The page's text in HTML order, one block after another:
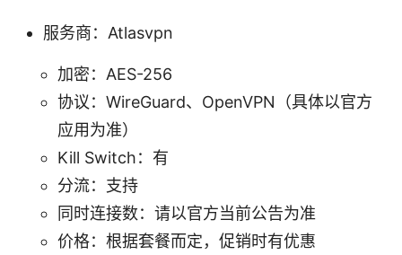
服务商：Atlasvpn
加密：AES-256
协议：WireGuard、OpenVPN（具体以官方
应用为准）
Kill Switch：有
分流：支持
同时连接数：请以官方当前公告为准
价格：根据套餐而定，促销时有优惠